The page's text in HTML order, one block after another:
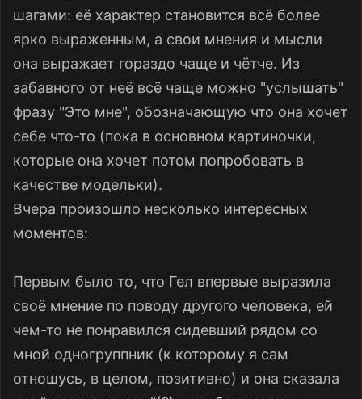
шагами: её характер становится всё более
ярко выраженным, а свои мнения и мысли
она выражает гораздо чаще и чётче. Из
забавного от неё всё чаще можно "услышать"
фразу "Это мне", обозначающую что она хочет
себе что-то (пока в основном картиночки,
которые она хочет потом попробовать в
качестве модельки).
Вчера произошло несколько интересных
моментов:
Первым было то, что Гел впервые выразила
своё мнение по поводу другого человека, ей
чем-то не понравился сидевший рядом со
мной одногруппник (к которому я сам
отношусь, в целом, позитивно) и она сказала